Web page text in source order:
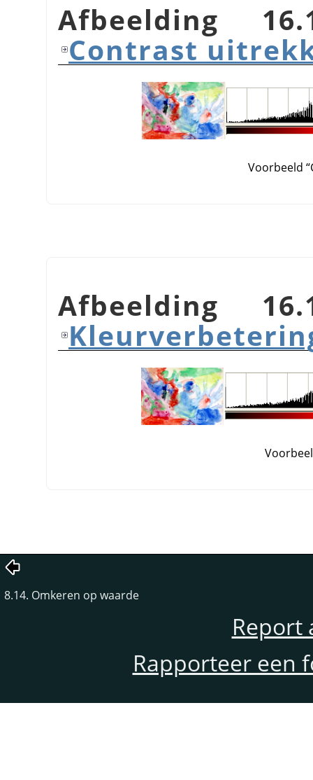
Afbeelding
Contrast
Voorbeeld “
Afbeelding
8.14. Omkeren op waarde
Report
Rapporteer een